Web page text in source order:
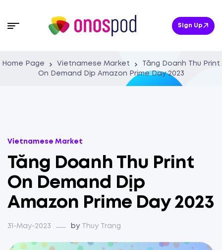
Sign Up
Home Page Vietnamese Market
Tăng Doanh Thu Print
On Demand Dịp Amazon Prime Day 2023
Vietnamese Market
Tăng Doanh Thu Print
On Demand Dịp
Amazon Prime Day 2023
31-May-2023 by Thuy Trang